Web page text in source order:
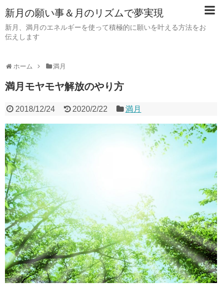
新月の願い事＆月のリズムで夢実現
新月、満月のエネルギーを使って積極的に願いを叶える方法をお
伝えします
ホーム 満月
満月モヤモヤ解放のやり方
2018/12/24 2020/2/22 満月